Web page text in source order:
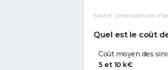
Inondations et/ou
Boue
Source : Linternaute.com
Quel est le coût
Coût moyen des
5 et 10 k€